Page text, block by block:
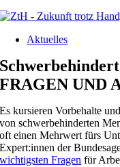
Aktuelles
FRAGEN UND
Es kursieren Vorbehalte
von schwerbehinderten
oft einen Mehrwert fürs
Expert:innen der
wichtigsten Fragen für